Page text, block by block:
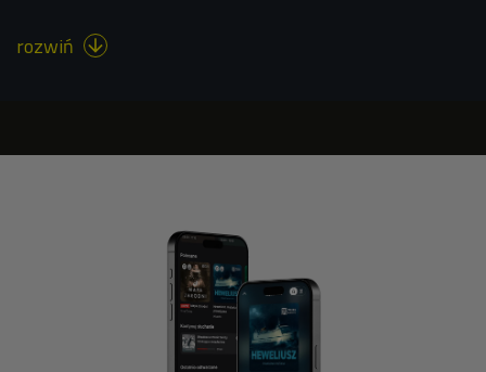
rozwiń 